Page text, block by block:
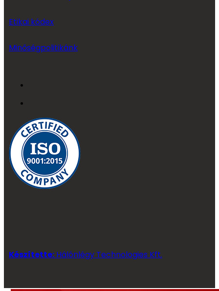
Etikai kódex
Minőségpolitikánk
Készítette: Hálónlégy Technologies Kft.